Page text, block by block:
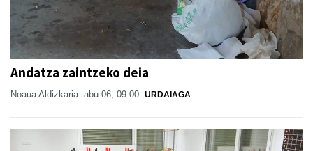
Andatza zaintzeko deia
Noaua Aldizkaria abu 06, 09:00 URDAIAGA